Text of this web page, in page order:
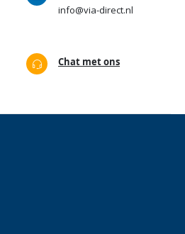
info@via-direct.nl
Chat met ons